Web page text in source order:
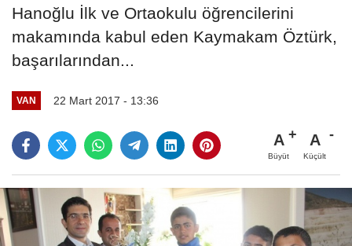
Hanoğlu İlk ve Ortaokulu öğrencilerini
makamında kabul eden Kaymakam Öztürk,
başarılarından...
VAN 22 Mart 2017 - 13:36
A
Büyüt
A
Küçült